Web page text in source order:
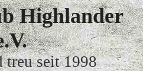
Highlander
treu seit 1998